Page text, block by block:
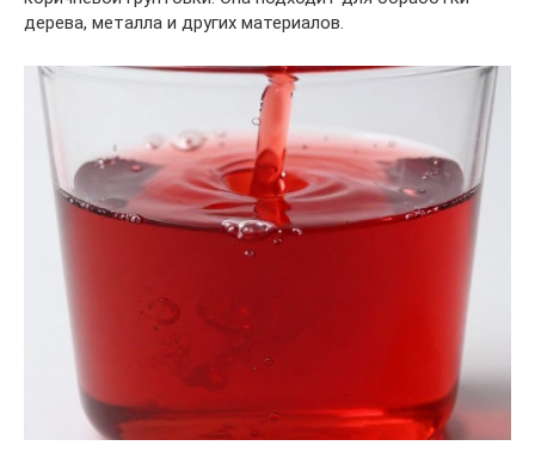
дерева, металла и других материалов.